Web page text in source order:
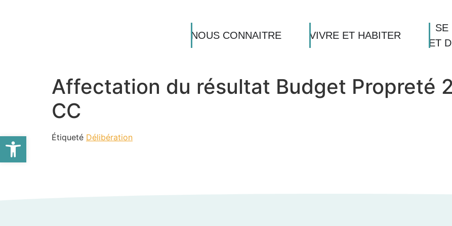
NOUS CONNAITRE VIVRE ET HABITER
SE
ET
Affectation du résultat Budget Propreté
CC
Étiqueté Délibération
Ouvrir la barre d’outils